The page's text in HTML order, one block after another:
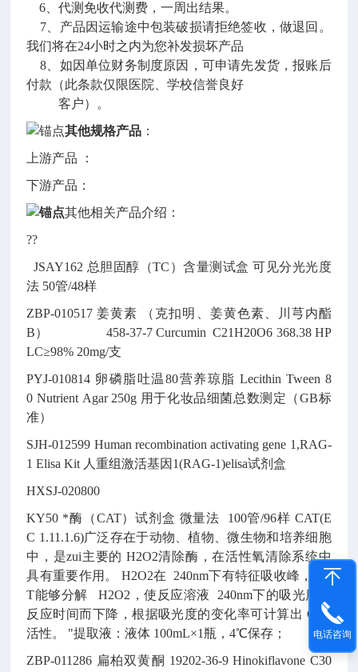
6、代测免收代测费，一周出结果。
7、产品因运输途中包装破损请拒绝签收，做退回。
我们将在24小时之内为您补发损坏产品
8、如因单位财务制度原因，可申请先发货，报账后
付款（此条款仅限医院、学校信誉良好
客户）。
其他规格产品 ：
上游产品 ：
下游产品：
其他相关产品介绍：
??
JSAY162 总胆固醇（TC）含量测试盒 可见分光光度
法 50管/48样
ZBP-010517 姜黄素 （克扣明、姜黄色素、川芎内酯
B）
458-37-7 Curcumin C21H20O6 368.38 HP
LC≥98% 20mg/支
PYJ-010814 卵磷脂吐温80营养琼脂 Lecithin Tween 8
0 Nutrient Agar 250g 用于化妆品细菌总数测定（GB标
准）
SJH-012599 Human recombination activating gene 1,RAG-
1 Elisa Kit 人重组激活基因1(RAG-1)elisa试剂盒
HXSJ-020800
KY50 *酶（CAT）试剂盒 微量法 100管/96样 CAT(E
C 1.11.1.6)广泛存在于动物、植物、微生物和培养细胞
中，是zui主要的 H2O2清除酶，在活性氧清除系统中
具有重要作用。
H2O2在 240nm下有特征吸收峰，CA
T能够分解 H2O2，使反应溶液 240nm下的吸光度随
反应时间而下降，根据吸光度的变化率可计算出 CAT
活性。
"提取液：液体 100mL×1瓶，4℃保存；
ZBP-011286 扁柏双黄酮 19202-36-9 Hinokiflavone C30
电话咨询